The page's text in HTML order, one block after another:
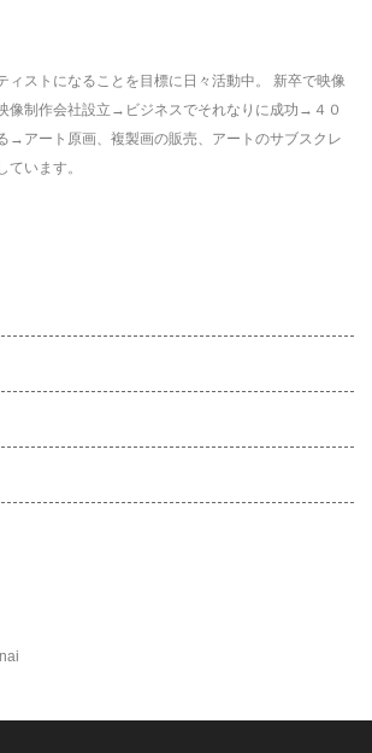
ィストになることを目標に日々活動中。 新卒で映像
像制作会社設立→ビジネスでそれなりに成功→４０
→アート原画、複製画の販売、アートのサブスクレ
ています。